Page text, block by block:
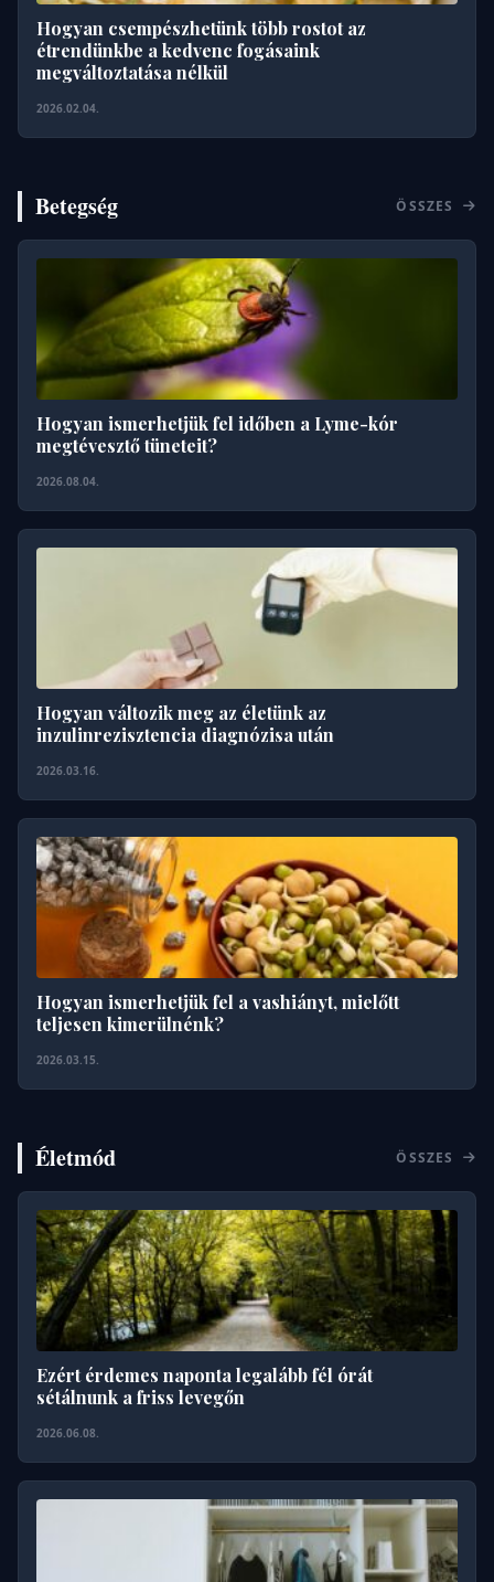
Hogyan csempészhetünk több rostot az
étrendünkbe a kedvenc fogásaink
megváltoztatása nélkül
2026.02.04.
Betegség ÖSSZES
Hogyan ismerhetjük fel időben a Lyme-kór
megtévesztő tüneteit?
2026.08.04.
Hogyan változik meg az életünk az
inzulinrezisztencia diagnózisa után
2026.03.16.
Hogyan ismerhetjük fel a vashiányt, mielőtt
teljesen kimerülnénk?
2026.03.15.
Életmód ÖSSZES
Ezért érdemes naponta legalább fél órát
sétálnunk a friss levegőn
2026.06.08.